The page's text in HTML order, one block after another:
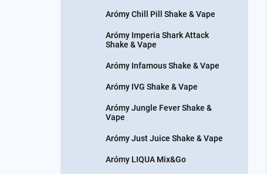
Arómy Chill Pill Shake & Vape
Arómy Imperia Shark Attack
Shake & Vape
Arómy Infamous Shake & Vape
Arómy IVG Shake & Vape
Arómy Jungle Fever Shake &
Vape
Arómy Just Juice Shake & Vape
Arómy LIQUA Mix&Go